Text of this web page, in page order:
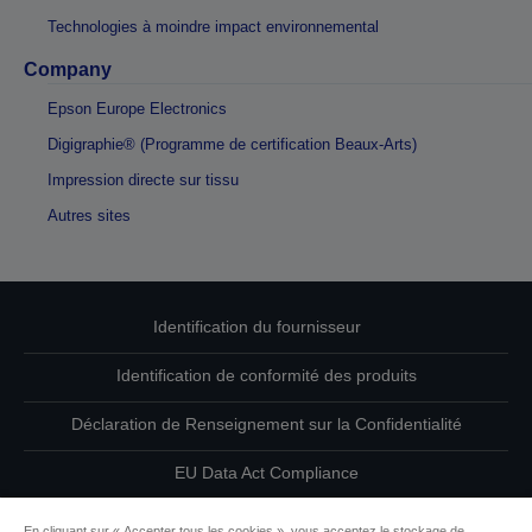
Technologies à moindre impact environnemental
Company
Epson Europe Electronics
Digigraphie® (Programme de certification Beaux-Arts)
Impression directe sur tissu
Autres sites
Identification du fournisseur
Identification de conformité des produits
Déclaration de Renseignement sur la Confidentialité
EU Data Act Compliance